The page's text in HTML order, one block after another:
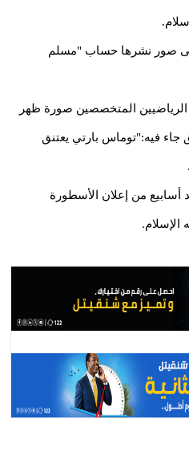
على صور نشرها حساب "مسلم
المتخصصين صورة ظهر
جاء فيه:"توماس بارتي يعتنق
أسابيع من إعلان الأسطورة
الإسلام.